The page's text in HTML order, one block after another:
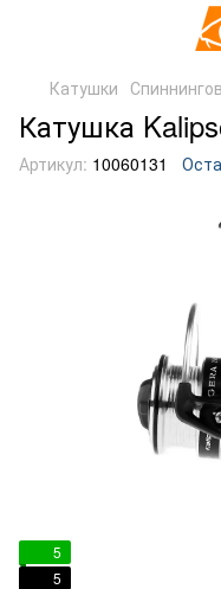
Катушки
Катушка
Артикул: 10060131
5
5